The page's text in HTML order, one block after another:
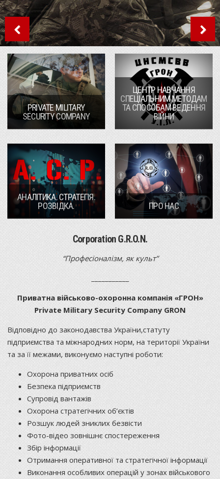
PRIVATE MILITARY
SECURITY COMPANY
ЦЕНТР НАВЧАННЯ
СПЕЦІАЛЬНИМ МЕТОДАМ
ТА СПОСОБАМ ВЕДЕННЯ
ВІЙНИ
АНАЛІТИКА. СТРАТЕГІЯ.
РОЗВІДКА.
ПРО НАС
Corporation G.R.O.N.
“Професіоналізм, як культ”
Приватна військово-охоронна компанія «ГРОН»
Private Military Security Company GRON
Відповідно до законодавства України,статуту
підприємства та міжнародних норм, на території України
та за її межами, виконуємо наступні роботи:
Охорона приватних осіб
Безпека підприємств
Супровід вантажів
Охорона стратегічних об’єктів
Розшук людей зниклих безвісти
Фото-відео зовнішнє спостереження
Збір інформації
Отримання оперативної та стратегічної інформації
Виконання особливих операцій у зонах військового